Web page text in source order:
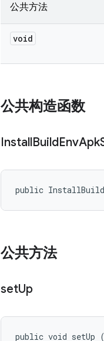
公共方法
void
公共构造函数
InstallBuildEnvApk
public
公共方法
setUp
public void setUp (